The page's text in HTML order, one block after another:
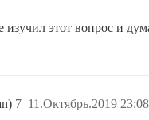
изучил этот вопрос и
11.Октябрь.2019
7